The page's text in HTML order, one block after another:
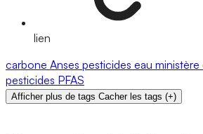
lien
carbone Anses pesticides eau ministère
pesticides PFAS
Afficher plus de tags Cacher les tags (+)